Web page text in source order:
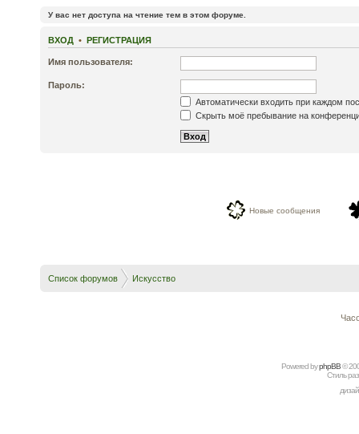
У вас нет доступа на чтение тем в этом форуме.
ВХОД • РЕГИСТРАЦИЯ
Имя пользователя:
Пароль:
Автоматически входить при каждом
Скрыть моё пребывание на
Новые сообщения
Список форумов Искусство
Powered byрhрBВ©
Стиль